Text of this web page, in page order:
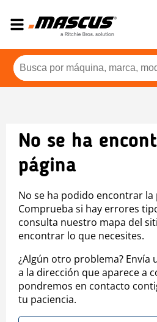
No se ha
página
No se ha podido encontrar la
Comprueba si hay errores
consulta nuestro mapa del
encontrar lo que necesites.
¿Algún otro problema? Envía
a la dirección que aparece a
pondremos en contacto
tu paciencia.